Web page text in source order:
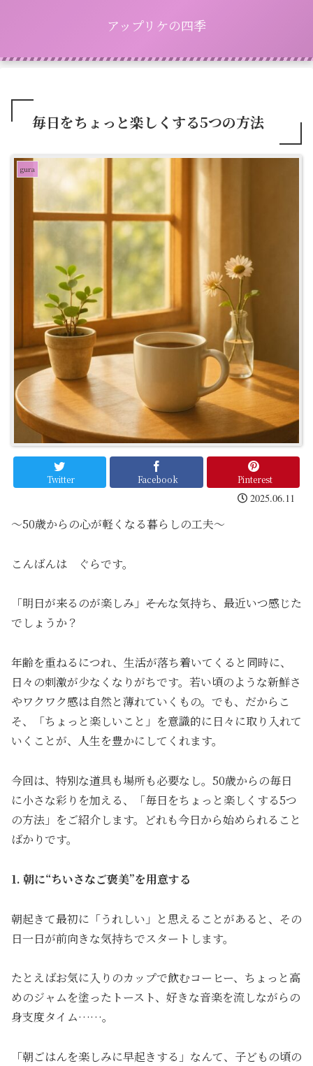
アップリケの四季
毎日をちょっと楽しくする5つの方法
gura
Twitter Facebook Pinterest
2025.06.11
～50歳からの心が軽くなる暮らしの工夫～
こんばんは ぐらです。
「明日が来るのが楽しみ」――そんな気持ち、最近いつ感じた
でしょうか？
年齢を重ねるにつれ、生活が落ち着いてくると同時に、
日々の刺激が少なくなりがちです。若い頃のような新鮮さ
やワクワク感は自然と薄れていくもの。でも、だからこ
そ、「ちょっと楽しいこと」を意識的に日々に取り入れて
いくことが、人生を豊かにしてくれます。
今回は、特別な道具も場所も必要なし。50歳からの毎日
に小さな彩りを加える、「毎日をちょっと楽しくする5つ
の方法」をご紹介します。どれも今日から始められること
ばかりです。
1. 朝に“ちいさなご褒美”を用意する
朝起きて最初に「うれしい」と思えることがあると、その
日一日が前向きな気持ちでスタートします。
たとえばお気に入りのカップで飲むコーヒー、ちょっと高
めのジャムを塗ったトースト、好きな音楽を流しながらの
身支度タイム……。
「朝ごはんを楽しみに早起きする」なんて、子どもの頃の